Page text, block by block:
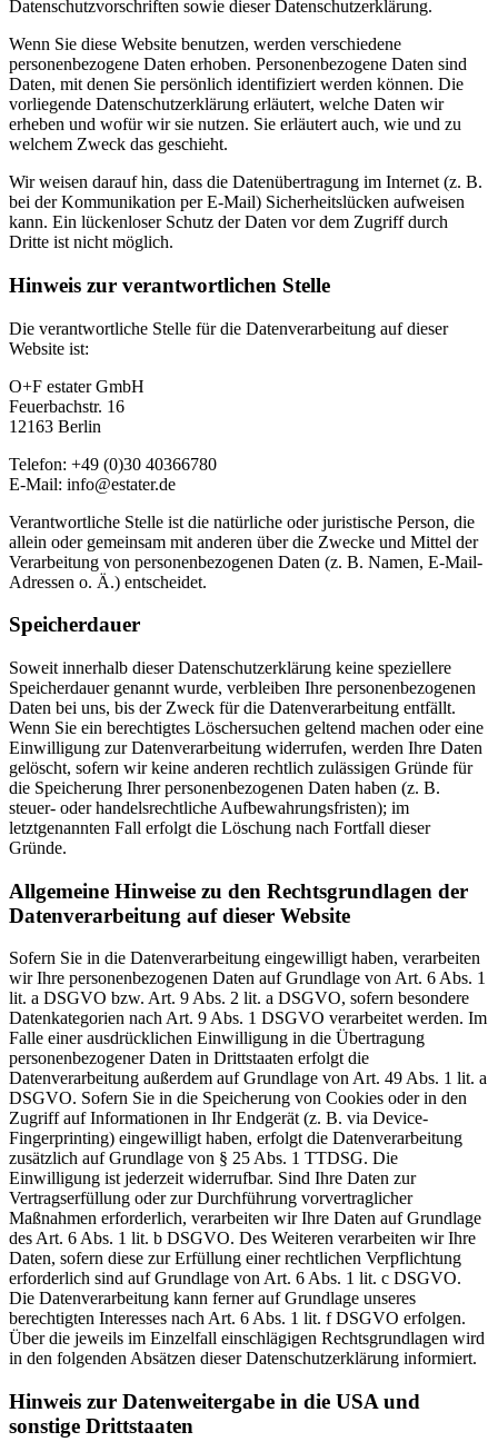
Datenschutzvorschriften sowie dieser Datenschutzerklärung.
Wenn Sie diese Website benutzen, werden verschiedene
personenbezogene Daten erhoben. Personenbezogene Daten sind
Daten, mit denen Sie persönlich identifiziert werden können. Die
vorliegende Datenschutzerklärung erläutert, welche Daten wir
erheben und wofür wir sie nutzen. Sie erläutert auch, wie und zu
welchem Zweck das geschieht.
Wir weisen darauf hin, dass die Datenübertragung im Internet (z. B.
bei der Kommunikation per E-Mail) Sicherheitslücken aufweisen
kann. Ein lückenloser Schutz der Daten vor dem Zugriff durch
Dritte ist nicht möglich.
Hinweis zur verantwortlichen Stelle
Die verantwortliche Stelle für die Datenverarbeitung auf dieser
Website ist:
O+F estater GmbH
Feuerbachstr. 16
12163 Berlin
Telefon: +49 (0)30 40366780
E-Mail: info@estater.de
Verantwortliche Stelle ist die natürliche oder juristische Person, die
allein oder gemeinsam mit anderen über die Zwecke und Mittel der
Verarbeitung von personenbezogenen Daten (z. B. Namen, E-Mail-
Adressen o. Ä.) entscheidet.
Speicherdauer
Soweit innerhalb dieser Datenschutzerklärung keine speziellere
Speicherdauer genannt wurde, verbleiben Ihre personenbezogenen
Daten bei uns, bis der Zweck für die Datenverarbeitung entfällt.
Wenn Sie ein berechtigtes Löschersuchen geltend machen oder eine
Einwilligung zur Datenverarbeitung widerrufen, werden Ihre Daten
gelöscht, sofern wir keine anderen rechtlich zulässigen Gründe für
die Speicherung Ihrer personenbezogenen Daten haben (z. B.
steuer- oder handelsrechtliche Aufbewahrungsfristen); im
letztgenannten Fall erfolgt die Löschung nach Fortfall dieser
Gründe.
Allgemeine Hinweise zu den Rechtsgrundlagen der
Datenverarbeitung auf dieser Website
Sofern Sie in die Datenverarbeitung eingewilligt haben, verarbeiten
wir Ihre personenbezogenen Daten auf Grundlage von Art. 6 Abs. 1
lit. a DSGVO bzw. Art. 9 Abs. 2 lit. a DSGVO, sofern besondere
Datenkategorien nach Art. 9 Abs. 1 DSGVO verarbeitet werden. Im
Falle einer ausdrücklichen Einwilligung in die Übertragung
personenbezogener Daten in Drittstaaten erfolgt die
Datenverarbeitung außerdem auf Grundlage von Art. 49 Abs. 1 lit. a
DSGVO. Sofern Sie in die Speicherung von Cookies oder in den
Zugriff auf Informationen in Ihr Endgerät (z. B. via Device-
Fingerprinting) eingewilligt haben, erfolgt die Datenverarbeitung
zusätzlich auf Grundlage von § 25 Abs. 1 TTDSG. Die
Einwilligung ist jederzeit widerrufbar. Sind Ihre Daten zur
Vertragserfüllung oder zur Durchführung vorvertraglicher
Maßnahmen erforderlich, verarbeiten wir Ihre Daten auf Grundlage
des Art. 6 Abs. 1 lit. b DSGVO. Des Weiteren verarbeiten wir Ihre
Daten, sofern diese zur Erfüllung einer rechtlichen Verpflichtung
erforderlich sind auf Grundlage von Art. 6 Abs. 1 lit. c DSGVO.
Die Datenverarbeitung kann ferner auf Grundlage unseres
berechtigten Interesses nach Art. 6 Abs. 1 lit. f DSGVO erfolgen.
Über die jeweils im Einzelfall einschlägigen Rechtsgrundlagen wird
in den folgenden Absätzen dieser Datenschutzerklärung informiert.
Hinweis zur Datenweitergabe in die USA und
sonstige Drittstaaten